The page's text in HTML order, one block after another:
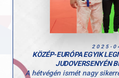
Járóka-Hamvai Mendel,
Gábor Vince, Idesz
Marcell is képviselte a
Minden sportolónak dicséret
amit a judoba beletesz!
2025-
KÖZÉP-EURÓPA EGYIK
JUDOVERSENYÉN
A hétvégén ismét nagy